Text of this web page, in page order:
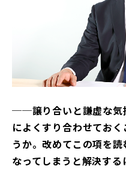
──譲り合いと謙虚な気
によくすり合わせてお
うか。改めてこの項を
なってしまうと解決す